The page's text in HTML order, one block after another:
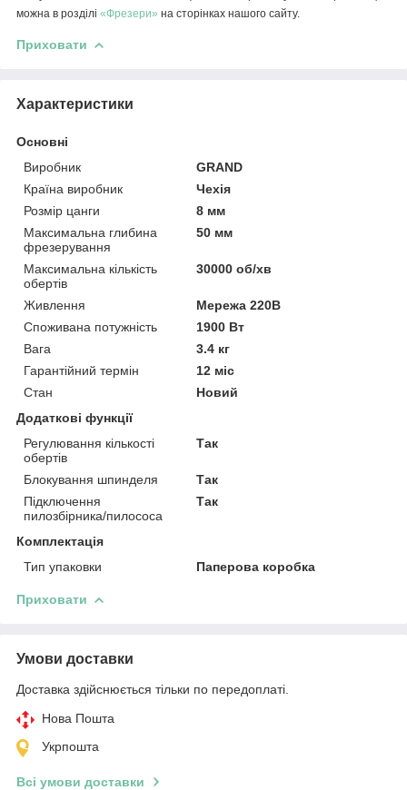
можна в розділі «Фрезери» на сторінках нашого сайту.
Приховати
Характеристики
Основні
Виробник
GRAND
Країна виробник
Чехія
Розмір цанги
8 мм
Максимальна глибина
фрезерування
50 мм
Максимальна кількість
обертів
30000 об/хв
Живлення
Мережа 220В
Споживана потужність
1900 Вт
Вага
3.4 кг
Гарантійний термін
12 міс
Стан
Новий
Додаткові функції
Регулювання кількості
обертів
Так
Блокування шпинделя
Так
Підключення
пилозбірника/пилососа
Так
Комплектація
Тип упаковки
Паперова коробка
Приховати
Умови доставки
Доставка здійснюється тільки по передоплаті.
Нова Пошта
Укрпошта
Всі умови доставки